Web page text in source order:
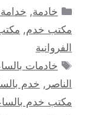
التصنيفات
خادمة, خدامة
مكتب خدم,
الفروانية
الوسوم
خادمات
الناصر , خدم
مكتب خدم